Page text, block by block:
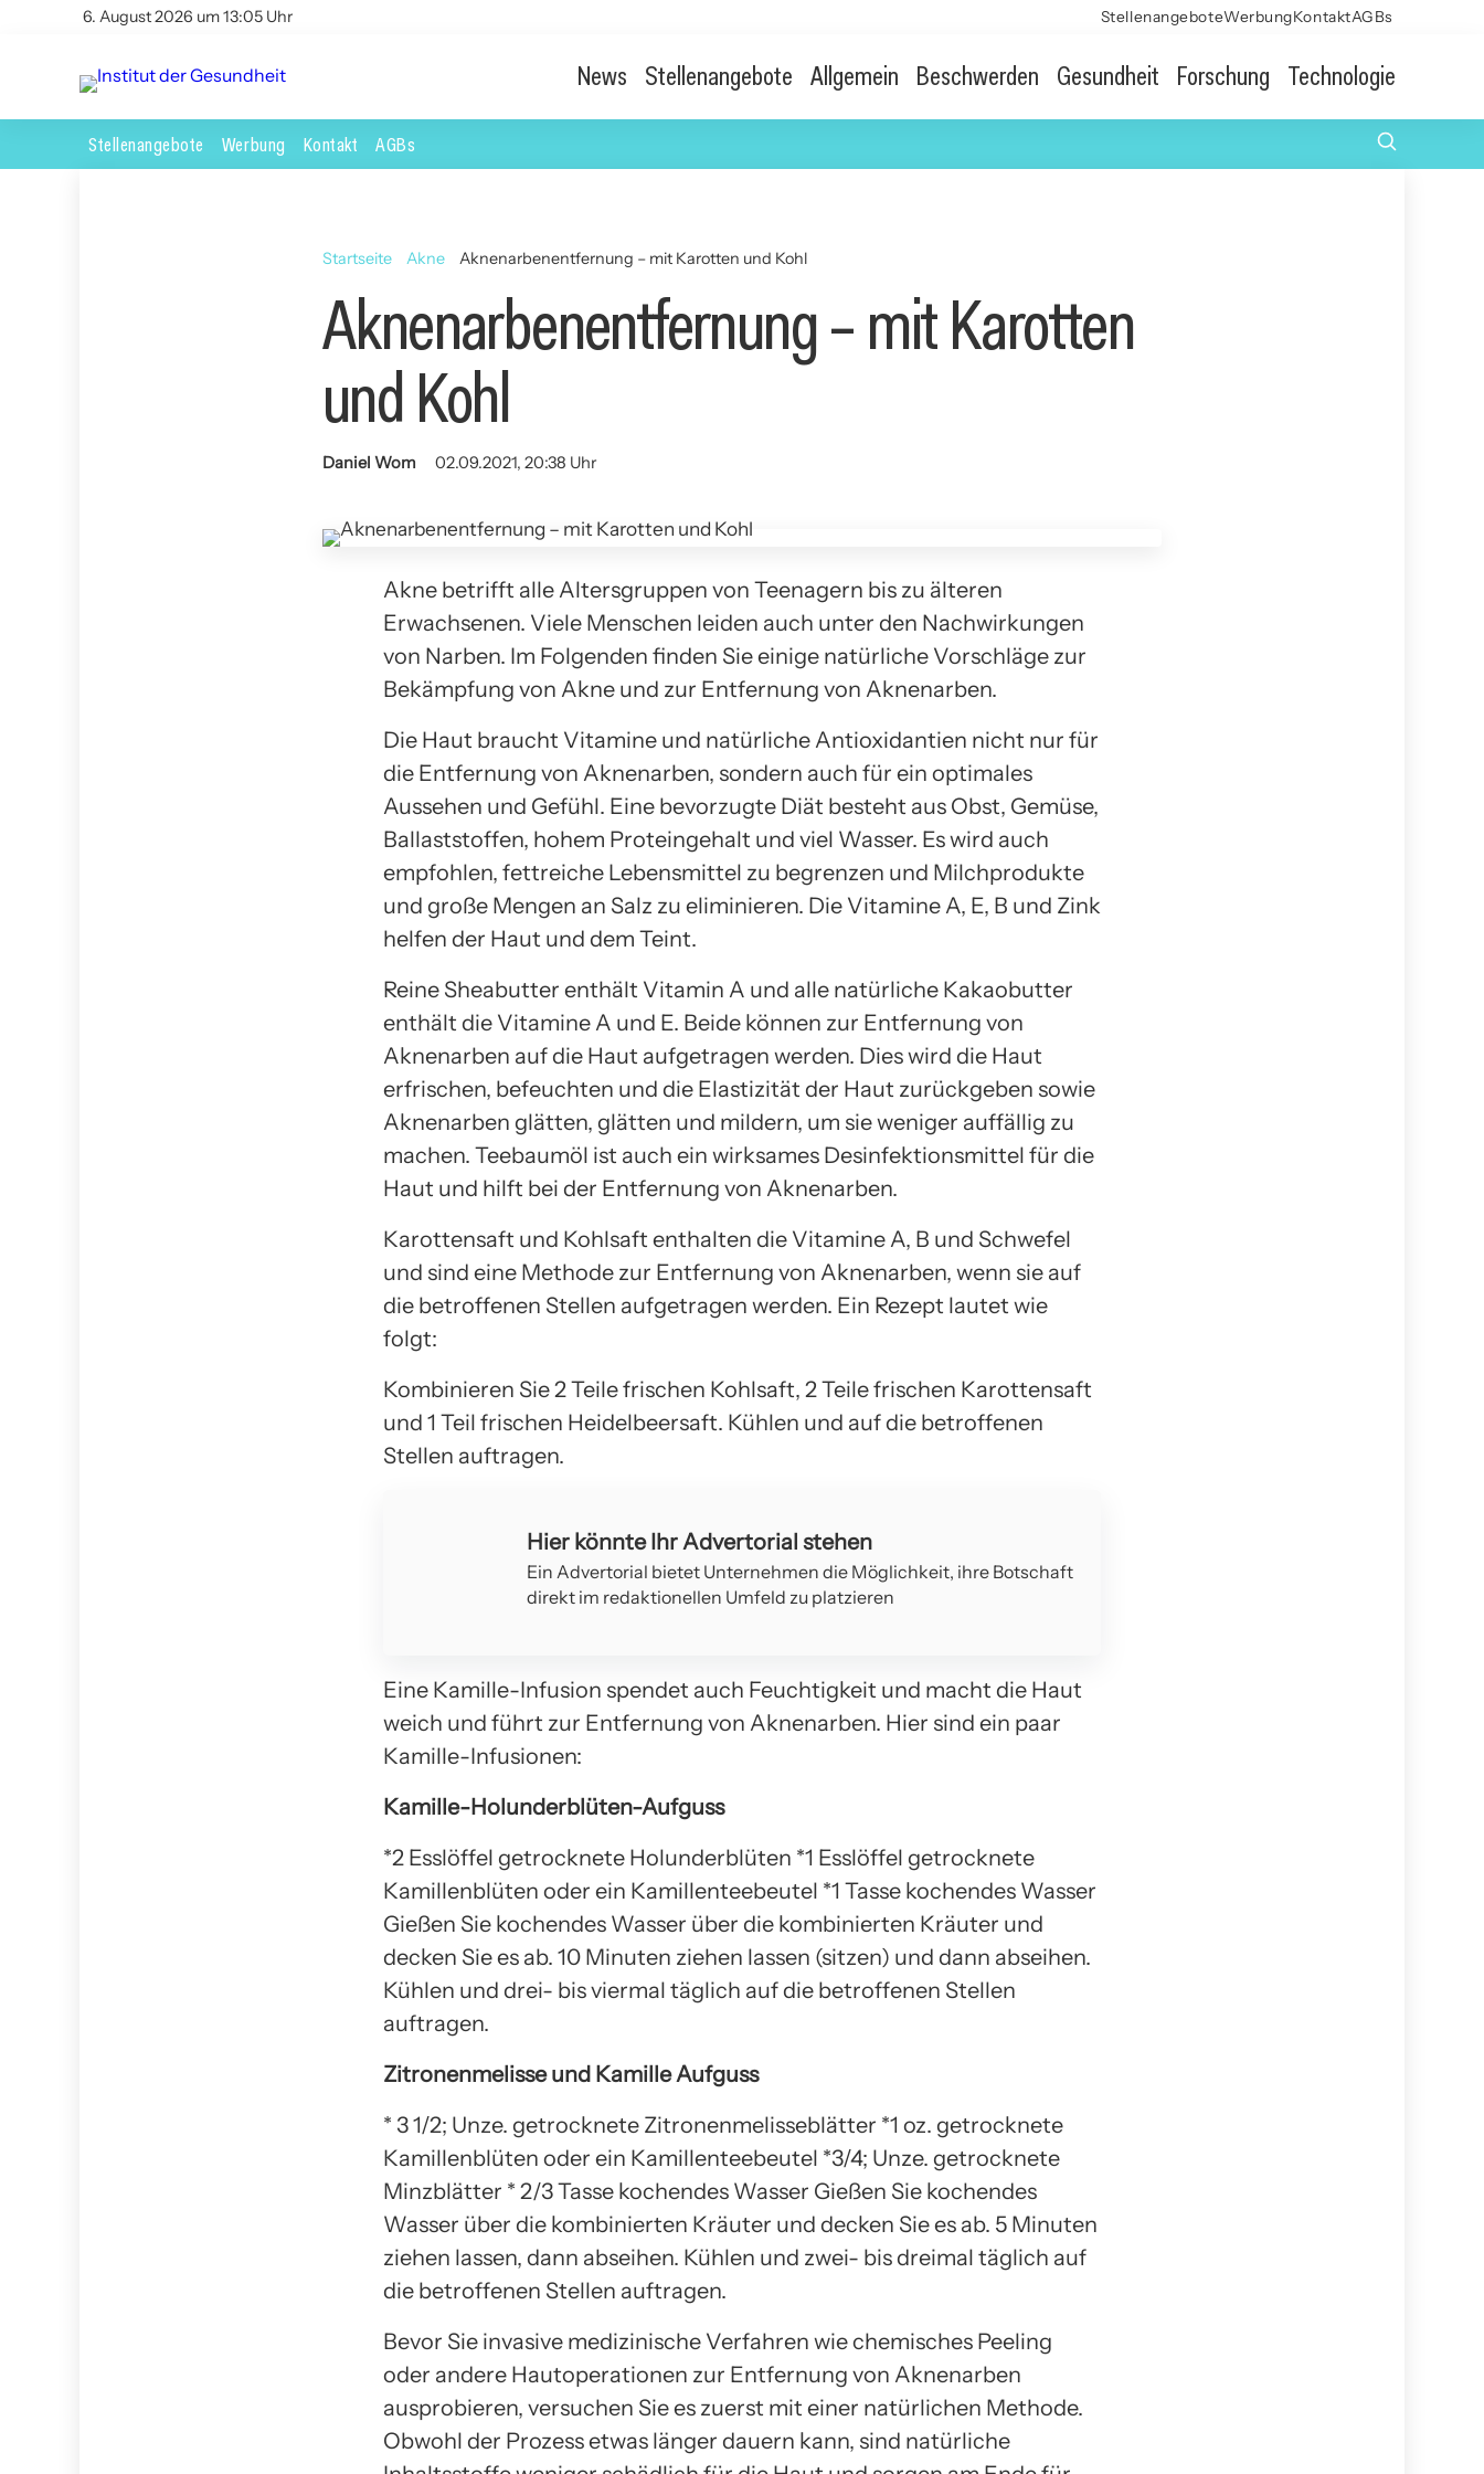
6. August 2026 um 13:05 Uhr StellenangeboteWerbungKontaktAGBs
News Stellenangebote Allgemein Beschwerden Gesundheit Forschung Technologie
Stellenangebote Werbung Kontakt AGBs
Startseite Akne Aknenarbenentfernung – mit Karotten und Kohl
Aknenarbenentfernung – mit Karotten
und Kohl
Daniel Wom 02.09.2021, 20:38 Uhr
Akne betrifft alle Altersgruppen von Teenagern bis zu älteren
Erwachsenen. Viele Menschen leiden auch unter den Nachwirkungen
von Narben. Im Folgenden finden Sie einige natürliche Vorschläge zur
Bekämpfung von Akne und zur Entfernung von Aknenarben.
Die Haut braucht Vitamine und natürliche Antioxidantien nicht nur für
die Entfernung von Aknenarben, sondern auch für ein optimales
Aussehen und Gefühl. Eine bevorzugte Diät besteht aus Obst, Gemüse,
Ballaststoffen, hohem Proteingehalt und viel Wasser. Es wird auch
empfohlen, fettreiche Lebensmittel zu begrenzen und Milchprodukte
und große Mengen an Salz zu eliminieren. Die Vitamine A, E, B und Zink
helfen der Haut und dem Teint.
Reine Sheabutter enthält Vitamin A und alle natürliche Kakaobutter
enthält die Vitamine A und E. Beide können zur Entfernung von
Aknenarben auf die Haut aufgetragen werden. Dies wird die Haut
erfrischen, befeuchten und die Elastizität der Haut zurückgeben sowie
Aknenarben glätten, glätten und mildern, um sie weniger auffällig zu
machen. Teebaumöl ist auch ein wirksames Desinfektionsmittel für die
Haut und hilft bei der Entfernung von Aknenarben.
Karottensaft und Kohlsaft enthalten die Vitamine A, B und Schwefel
und sind eine Methode zur Entfernung von Aknenarben, wenn sie auf
die betroffenen Stellen aufgetragen werden. Ein Rezept lautet wie
folgt:
Kombinieren Sie 2 Teile frischen Kohlsaft, 2 Teile frischen Karottensaft
und 1 Teil frischen Heidelbeersaft. Kühlen und auf die betroffenen
Stellen auftragen.
Hier könnte Ihr Advertorial stehen
Ein Advertorial bietet Unternehmen die Möglichkeit, ihre Botschaft
direkt im redaktionellen Umfeld zu platzieren
Eine Kamille-Infusion spendet auch Feuchtigkeit und macht die Haut
weich und führt zur Entfernung von Aknenarben. Hier sind ein paar
Kamille-Infusionen:
Kamille-Holunderblüten-Aufguss
*2 Esslöffel getrocknete Holunderblüten *1 Esslöffel getrocknete
Kamillenblüten oder ein Kamillenteebeutel *1 Tasse kochendes Wasser
Gießen Sie kochendes Wasser über die kombinierten Kräuter und
decken Sie es ab. 10 Minuten ziehen lassen (sitzen) und dann abseihen.
Kühlen und drei- bis viermal täglich auf die betroffenen Stellen
auftragen.
Zitronenmelisse und Kamille Aufguss
* 3 1/2; Unze. getrocknete Zitronenmelisseblätter *1 oz. getrocknete
Kamillenblüten oder ein Kamillenteebeutel *3/4; Unze. getrocknete
Minzblätter * 2/3 Tasse kochendes Wasser Gießen Sie kochendes
Wasser über die kombinierten Kräuter und decken Sie es ab. 5 Minuten
ziehen lassen, dann abseihen. Kühlen und zwei- bis dreimal täglich auf
die betroffenen Stellen auftragen.
Bevor Sie invasive medizinische Verfahren wie chemisches Peeling
oder andere Hautoperationen zur Entfernung von Aknenarben
ausprobieren, versuchen Sie es zuerst mit einer natürlichen Methode.
Obwohl der Prozess etwas länger dauern kann, sind natürliche